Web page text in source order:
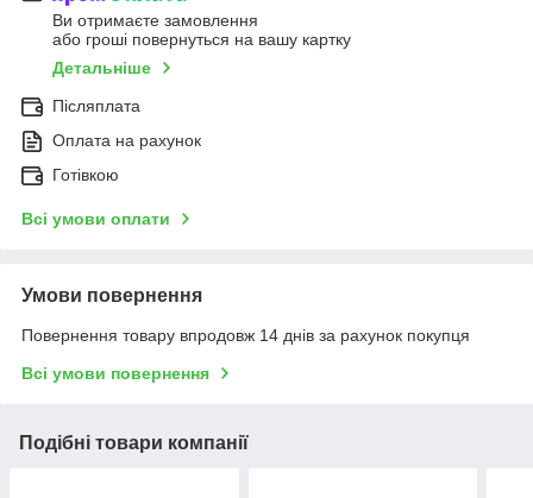
Ви отримаєте замовлення
або гроші повернуться на вашу картку
Детальніше
Післяплата
Оплата на рахунок
Готівкою
Всі умови оплати
Умови повернення
Повернення товару впродовж 14 днів за рахунок покупця
Всі умови повернення
Подібні товари компанії